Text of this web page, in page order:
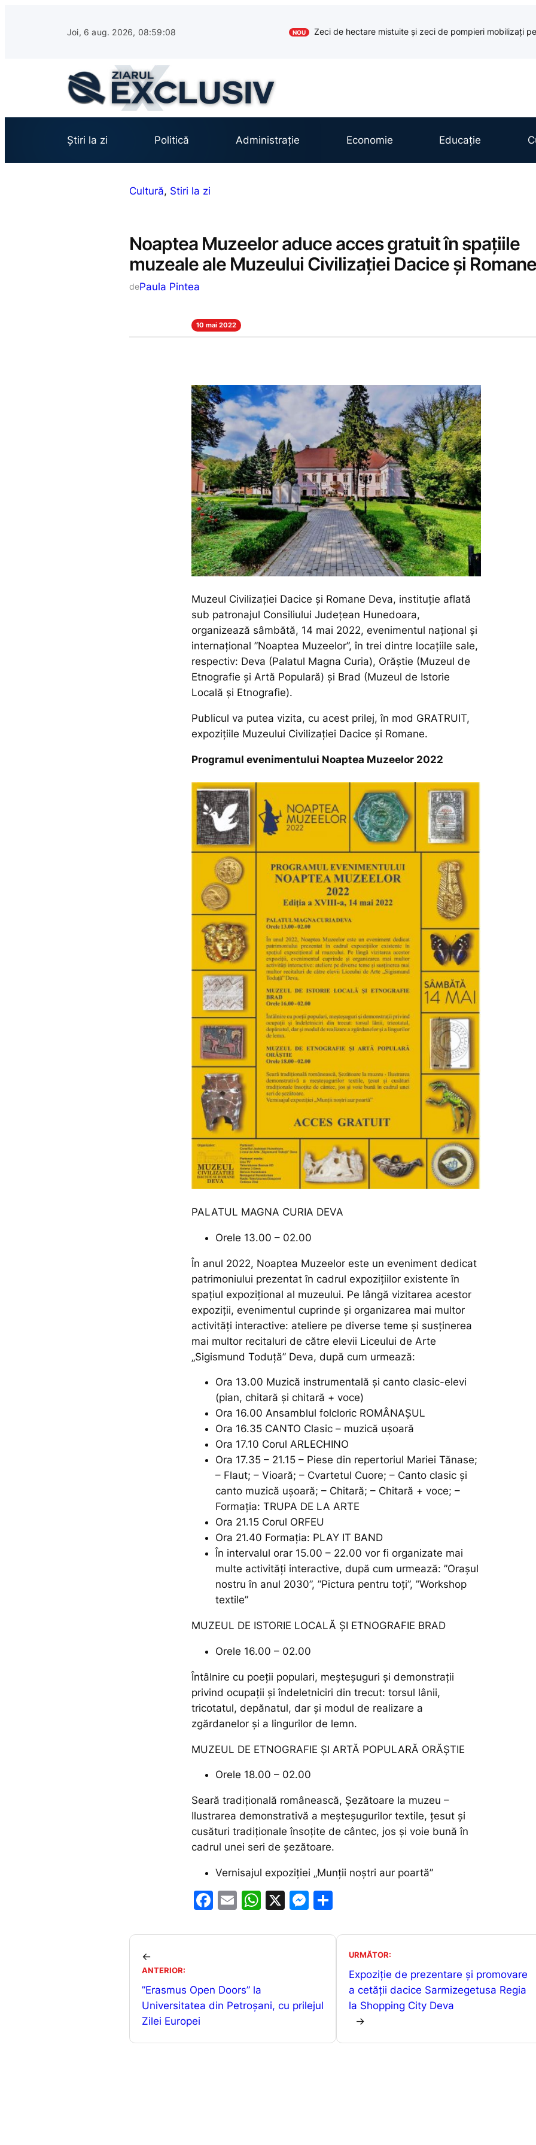
Joi, 6 aug. 2026, 08:59:09 NOU Zeci de hectare mistuite și zeci de pompieri mobilizați
Știri la zi Politică Administrație Economie Educație
Cultură, Stiri la zi
Noaptea Muzeelor aduce acces gratuit în spațiile
muzeale ale Muzeului Civilizației Dacice și Romane
dePaula Pintea
10 mai 2022
Muzeul Civilizației Dacice și Romane Deva, instituție aflată
sub patronajul Consiliului Județean Hunedoara,
organizează sâmbătă, 14 mai 2022, evenimentul național și
internațional ”Noaptea Muzeelor”, în trei dintre locațiile sale,
respectiv: Deva (Palatul Magna Curia), Orăștie (Muzeul de
Etnografie și Artă Populară) și Brad (Muzeul de Istorie
Locală și Etnografie).
Publicul va putea vizita, cu acest prilej, în mod GRATRUIT,
expozițiile Muzeului Civilizației Dacice și Romane.
Programul evenimentului Noaptea Muzeelor 2022
PALATUL MAGNA CURIA DEVA
Orele 13.00 – 02.00
În anul 2022, Noaptea Muzeelor este un eveniment dedicat
patrimoniului prezentat în cadrul expozițiilor existente în
spațiul expozițional al muzeului. Pe lângă vizitarea acestor
expoziții, evenimentul cuprinde și organizarea mai multor
activități interactive: ateliere pe diverse teme și susținerea
mai multor recitaluri de către elevii Liceului de Arte
„Sigismund Toduță” Deva, după cum urmează:
Ora 13.00 Muzică instrumentală şi canto clasic-elevi
(pian, chitară și chitară + voce)
Ora 16.00 Ansamblul folcloric ROMÂNAŞUL
Ora 16.35 CANTO Clasic – muzică uşoară
Ora 17.10 Corul ARLECHINO
Ora 17.35 – 21.15 – Piese din repertoriul Mariei Tănase;
– Flaut; – Vioară; – Cvartetul Cuore; – Canto clasic și
canto muzică ușoară; – Chitară; – Chitară + voce; –
Formația: TRUPA DE LA ARTE
Ora 21.15 Corul ORFEU
Ora 21.40 Formaţia: PLAY IT BAND
În intervalul orar 15.00 – 22.00 vor fi organizate mai
multe activități interactive, după cum urmează: ”Oraşul
nostru în anul 2030”, ”Pictura pentru toţi”, ”Workshop
textile”
MUZEUL DE ISTORIE LOCALĂ ŞI ETNOGRAFIE BRAD
Orele 16.00 – 02.00
Întâlnire cu poeții populari, meșteșuguri și demonstrații
privind ocupații și îndeletniciri din trecut: torsul lânii,
tricotatul, depănatul, dar și modul de realizare a
zgărdanelor și a lingurilor de lemn.
MUZEUL DE ETNOGRAFIE ȘI ARTĂ POPULARĂ ORĂȘTIE
Orele 18.00 – 02.00
Seară tradițională românească, Șezătoare la muzeu –
Ilustrarea demonstrativă a meșteșugurilor textile, țesut și
cusături tradiționale însoțite de cântec, jos și voie bună în
cadrul unei seri de șezătoare.
Vernisajul expoziției „Munții noștri aur poartă”
F
c
o
o
E
ai
W
at
p
p
X
M
s
n
g
ta
←
ANTERIOR:
”Erasmus Open Doors” la
Universitatea din Petroșani, cu prilejul
Zilei Europei
URMĂTOR:
Expoziție de prezentare și promovare
a cetății dacice Sarmizegetusa Regia
la Shopping City Deva
→